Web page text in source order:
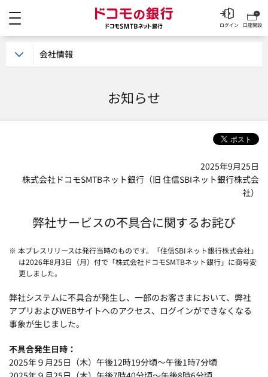
ドコモの銀行 ドコモ
口座開設
ログイン
お知らせ
2025年9月25日
株式会社ドコモSMTBネット銀行（旧 住信SBIネット銀行株式会
社）
弊社サービスの不具合に関するお詫び
※ 本プレスリリースは発行当時のものです。「住信SBIネット銀行株式会社」
は2026年8月3日（月）付で「株式会社ドコモSMTBネット銀行」に商号変
更しました。
弊社システムに不具合が発生し、一部のお客さまにおいて、弊社
アプリおよびWEBサイトへのアクセス、ログインができなくなる
事象が生じました。
不具合発生日時：
2025年９月25日（木）午後12時19分頃～午後1時7分頃
会社情報